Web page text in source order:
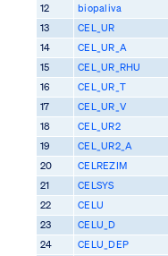
12
biopaliva
13
CEL_UR
14
CEL_UR_A
15
CEL_UR_RHU
16
CEL_UR_T
17
CEL_UR_V
18
CEL_UR2
19
CEL_UR2_A
20
CELREZIM
21
CELSYS
22
CELU
23
CELU_D
24
CELU_DEP